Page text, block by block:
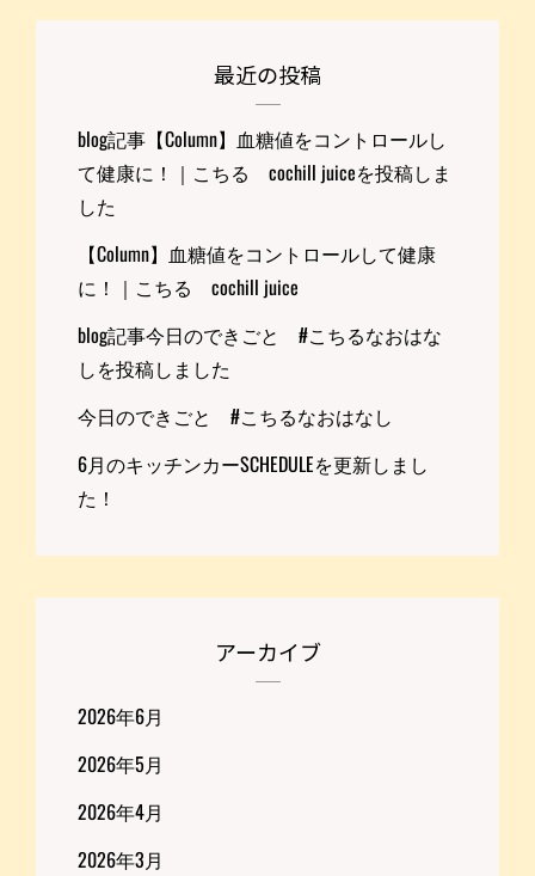
最近の投稿
blog記事【Column】血糖値をコントロールし
て健康に！｜こちる cochill juiceを投稿しま
した
【Column】血糖値をコントロールして健康
に！｜こちる cochill juice
blog記事今日のできごと #こちるなおはな
しを投稿しました
今日のできごと #こちるなおはなし
6月のキッチンカーSCHEDULEを更新しまし
た！
アーカイブ
2026年6月
2026年5月
2026年4月
2026年3月